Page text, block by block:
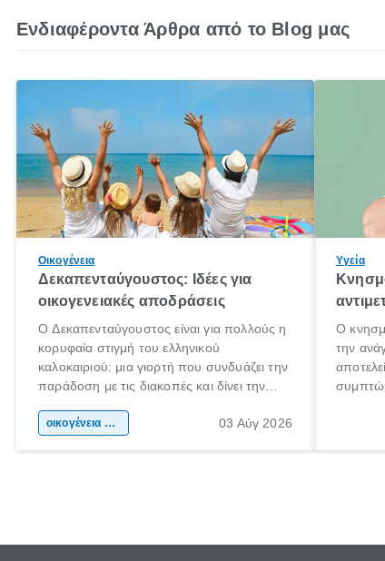
Ενδιαφέροντα Άρθρα από το Blog μας
Οικογένεια
Δεκαπενταύγουστος: Ιδέες για
οικογενειακές αποδράσεις
Ο Δεκαπενταύγουστος είναι για πολλούς η
κορυφαία στιγμή του ελληνικού
καλοκαιριού: μια γιορτή που συνδυάζει την
παράδοση με τις διακοπές και δίνει την
χώρας. Είτε πρόκειται για λίγες μέρες
οικογένεια & παιδί 03 Αύγ 2026
Υγεία
Ο
την